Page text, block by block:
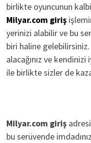
birlikte oyuncunun
Milyar.com giriş
yerinizi alabilir ve bu
biri haline
alacağınız ve
ile birlikte sizler de
Milyar.com giriş
bu serüvende